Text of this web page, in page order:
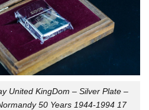
United KingDom – Silver Plate –
50 Years 1944-1994 17